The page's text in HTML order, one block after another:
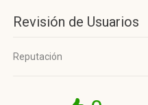
Revisión de Usuarios
Reputación